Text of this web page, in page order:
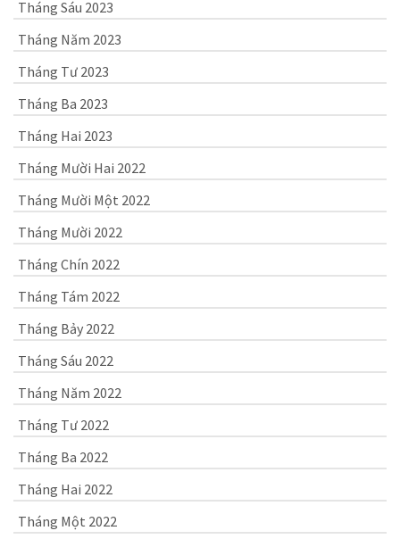
Tháng Sáu 2023
Tháng Năm 2023
Tháng Tư 2023
Tháng Ba 2023
Tháng Hai 2023
Tháng Mười Hai 2022
Tháng Mười Một 2022
Tháng Mười 2022
Tháng Chín 2022
Tháng Tám 2022
Tháng Bảy 2022
Tháng Sáu 2022
Tháng Năm 2022
Tháng Tư 2022
Tháng Ba 2022
Tháng Hai 2022
Tháng Một 2022